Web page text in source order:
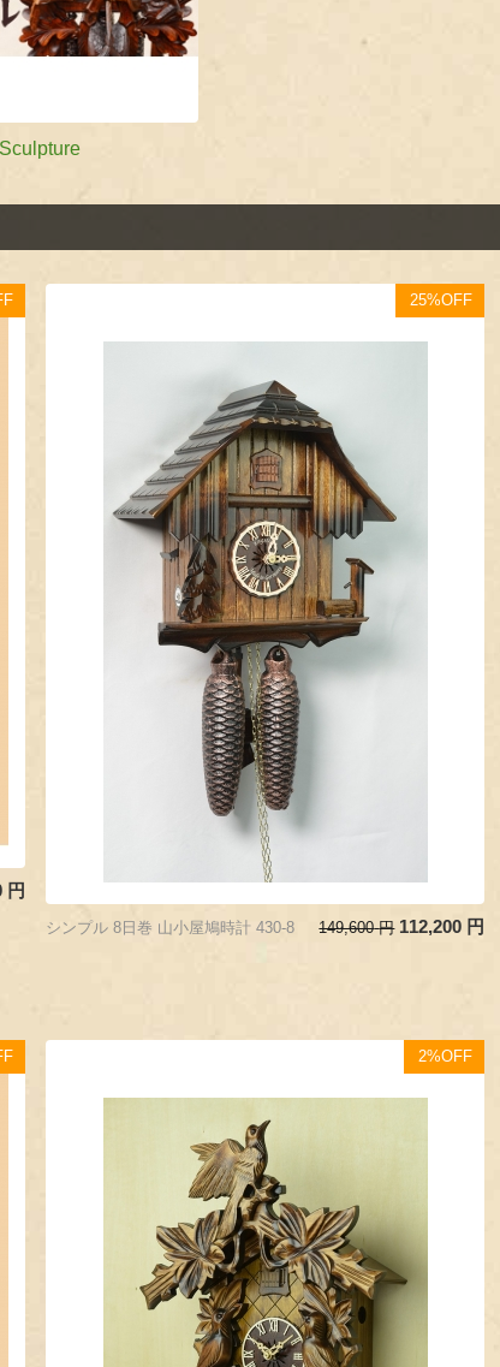
円
25%OFF
シンプル 8日巻 山小屋鳩時計 430-8 149,600 円 112,200 円
2%OFF